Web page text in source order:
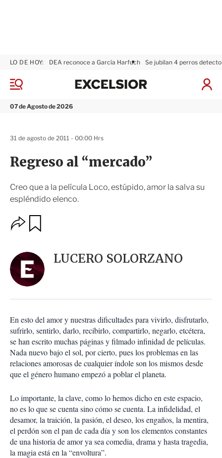
M
n
07 de Agosto de 2026
LO DE HOY: DEA reconoce a García Harfuch Se jubilan 4 perros
I
x
r
Regreso al “mercado”
Creo que a la película Loco, estúpido, amor la salva su
espléndido elenco.
31 de agosto de 2011 - 00:00 Hrs
O
p
n
e
s
o
m
p
a
r
t
i
a
r
LUCERO SOLORZANO
En esto del amor y nuestras dificultades para vivirlo, disfrutarlo,
sufrirlo, sentirlo, darlo, recibirlo, compartirlo, negarlo, etcétera,
se han escrito muchas páginas y filmado infinidad de películas.
Nada nuevo bajo el sol, por cierto, pues los problemas en las
relaciones amorosas de cualquier índole son los mismos desde
que el género humano empezó a poblar el planeta.
Lo importante, la clave, como lo hemos dicho en este espacio,
no es lo que se cuenta sino cómo se cuenta. La infidelidad, el
desamor, la traición, la pasión, el deseo, los engaños, la mentira,
el perdón son el pan de cada día y son los elementos constantes
de una historia de amor ya sea comedia, drama y hasta tragedia,
la magia está en la “envoltura”.